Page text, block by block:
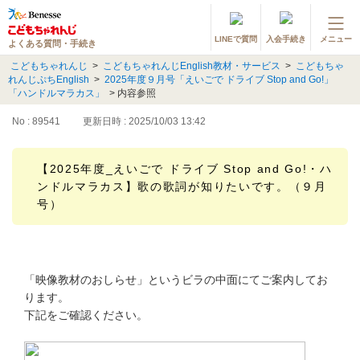
よくある質問・手続き LINEで質問 入会手続き メニュー
登録情報の変更・各種お手続き
会員ページへログイン
お客様サポート(手続き・照会)
よくある質問・お問い合わせ
カテゴリーから探す
お問い合わせ窓口
他の講座のよくある質問・手続きはこちら
進研ゼミ 小学講座
進研ゼミ 中学講座
こどもちゃれんじ > こどもちゃれんじEnglish教材・サービス > こどもちゃ
れんじぷちEnglish > 2025年度９月号「えいごで ドライブ Stop and Go!」
「ハンドルマラカス」
> 内容参照
No : 89541 更新日時 : 2025/10/03 13:42
【2025年度_えいごで ドライブ Stop and Go!・ハ
ンドルマラカス】歌の歌詞が知りたいです。（９月
号）
「映像教材のおしらせ」というビラの中面にてご案内してお
ります。
下記をご確認ください。